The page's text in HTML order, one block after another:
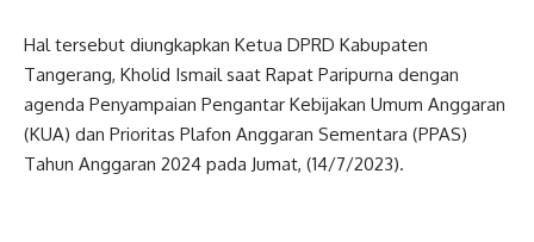
Hal tersebut diungkapkan Ketua DPRD Kabupaten
Tangerang, Kholid Ismail saat Rapat Paripurna dengan
agenda Penyampaian Pengantar Kebijakan Umum Anggaran
(KUA) dan Prioritas Plafon Anggaran Sementara (PPAS)
Tahun Anggaran 2024 pada Jumat, (14/7/2023).